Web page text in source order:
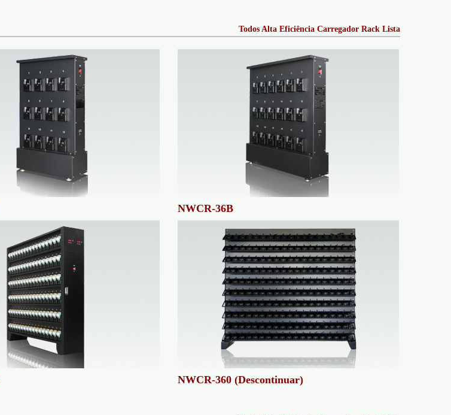
Todos Alta Eficiência Carregador Rack Lista
NWCR-36B
NWCR-360 (Descontinuar)